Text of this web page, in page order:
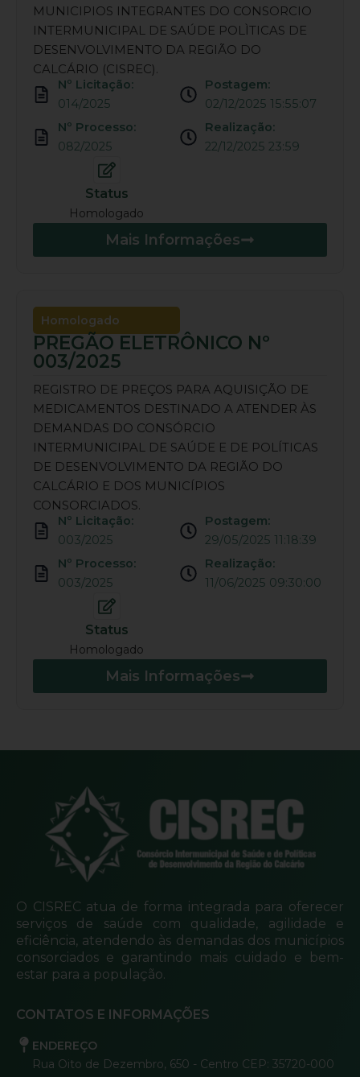
MUNICIPIOS INTEGRANTES DO CONSORCIO
INTERMUNICIPAL DE SAÚDE POLÌTICAS DE
DESENVOLVIMENTO DA REGIÃO DO
CALCÁRIO (CISREC).
Nº Licitação:
014/2025
Nº Processo:
082/2025
Postagem:
02/12/2025 15:55:07
Realização:
22/12/2025 23:59
Status
Homologado
Mais Informações
Homologado
PREGÃO ELETRÔNICO Nº
003/2025
REGISTRO DE PREÇOS PARA AQUISIÇÃO DE
MEDICAMENTOS DESTINADO A ATENDER ÀS
DEMANDAS DO CONSÓRCIO
INTERMUNICIPAL DE SAÚDE E DE POLÍTICAS
DE DESENVOLVIMENTO DA REGIÃO DO
CALCÁRIO E DOS MUNICÍPIOS
CONSORCIADOS.
Nº Licitação:
003/2025
Nº Processo:
003/2025
Postagem:
29/05/2025 11:18:39
Realização:
11/06/2025 09:30:00
Status
Homologado
Mais Informações
O CISREC atua de forma integrada para oferecer
serviços de saúde com qualidade, agilidade e
eficiência, atendendo às demandas dos municípios
consorciados e garantindo mais cuidado e bem-
estar para a população.
CONTATOS E INFORMAÇÕES
ENDEREÇO
Rua Oito de Dezembro, 650 - Centro CEP: 35720-000